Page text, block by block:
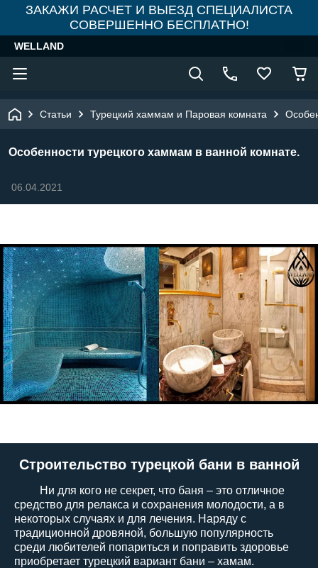
ЗАКАЖИ РАСЧЕТ И ВЫЕЗД СПЕЦИАЛИСТА
СОВЕРШЕННО БЕСПЛАТНО!
WELLAND
Статьи Турецкий хаммам и Паровая комната
Особенности турецкого хаммам в ванной комнате.
06.04.2021
Строительство турецкой бани в ванной
Ни для кого не секрет, что баня – это отличное
средство для релакса и сохранения молодости, а в
некоторых случаях и для лечения. Наряду с
традиционной дровяной, большую популярность
среди любителей попариться и поправить здоровье
приобретает турецкий вариант бани – хамам.